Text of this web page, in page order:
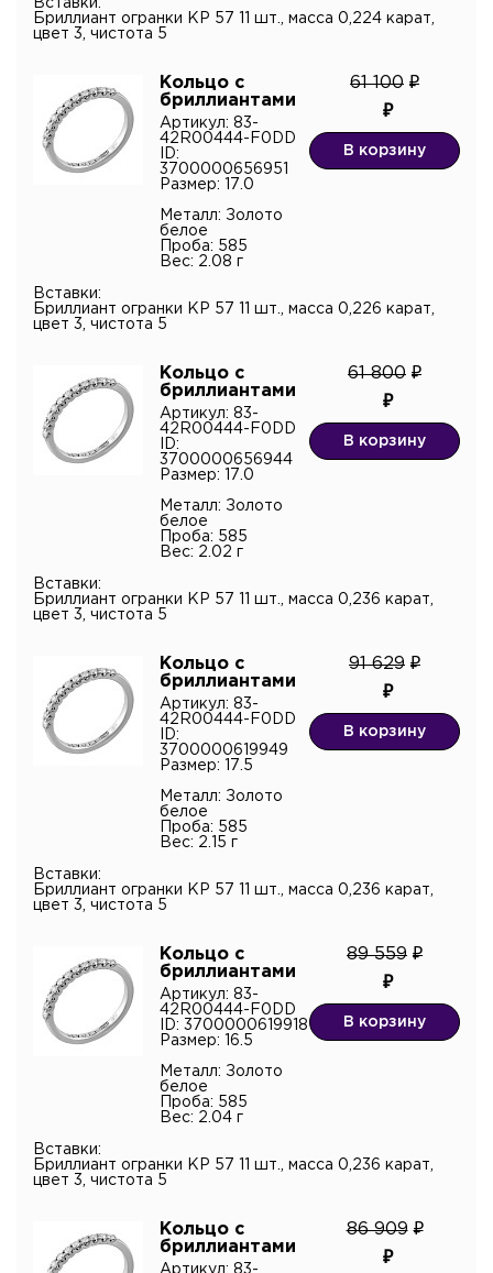
Вставки:
Бриллиант огранки КР 57 11 шт., масса 0,224 карат,
цвет 3, чистота 5
Кольцо с
бриллиантами
Артикул: 83-
42R00444-F0DD
ID:
3700000656951
Размер: 17.0
Металл: Золото
белое
Проба: 585
Вес: 2.08 г
61 100
В корзину
Вставки:
Бриллиант огранки КР 57 11 шт., масса 0,226 карат,
цвет 3, чистота 5
Кольцо с
бриллиантами
Артикул: 83-
42R00444-F0DD
ID:
3700000656944
Размер: 17.0
Металл: Золото
белое
Проба: 585
Вес: 2.02 г
61 800
В корзину
Вставки:
Бриллиант огранки КР 57 11 шт., масса 0,236 карат,
цвет 3, чистота 5
Кольцо с
бриллиантами
Артикул: 83-
42R00444-F0DD
ID:
3700000619949
Размер: 17.5
Металл: Золото
белое
Проба: 585
Вес: 2.15 г
91 629
В корзину
Вставки:
Бриллиант огранки КР 57 11 шт., масса 0,236 карат,
цвет 3, чистота 5
Кольцо с
бриллиантами
Артикул: 83-
42R00444-F0DD
ID: 3700000619918
Размер: 16.5
Металл: Золото
белое
Проба: 585
Вес: 2.04 г
89 559
В корзину
Вставки:
Бриллиант огранки КР 57 11 шт., масса 0,236 карат,
цвет 3, чистота 5
Кольцо с
бриллиантами
Артикул: 83-
86 909